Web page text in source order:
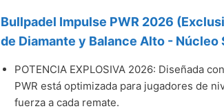
Bullpadel Impulse PWR 2026
de Diamante y Balance Alto -
POTENCIA EXPLOSIVA 2026: Diseñada
PWR está optimizada para jugadores de
fuerza a cada remate.